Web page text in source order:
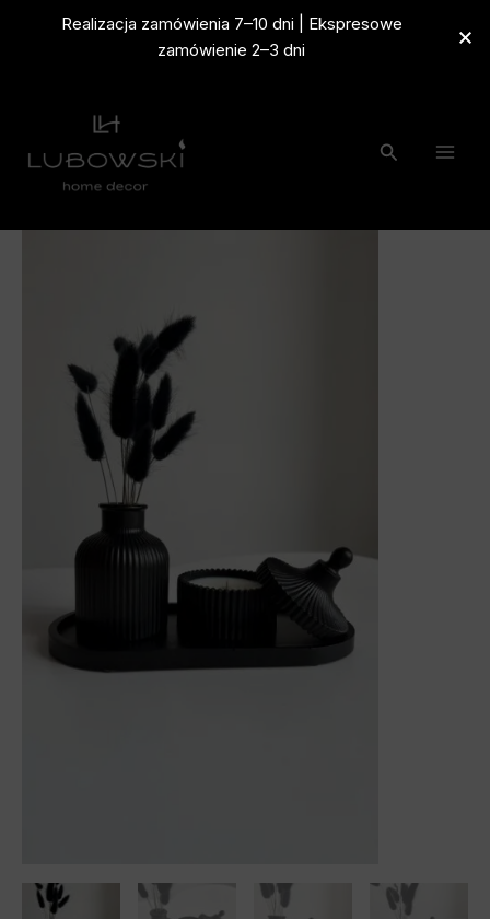
Szukaj
Realizacja zamówienia 7–10 dni | Ekspresowe
zamówienie 2–3 dni